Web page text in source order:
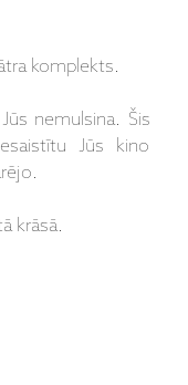
komplekts.
nemulsina. Šis
Jūs kino
krāsā.